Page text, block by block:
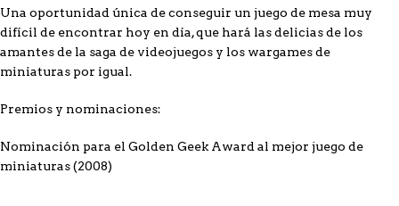
Una oportunidad única de conseguir un juego de mesa muy
difícil de encontrar hoy en día, que hará las delicias de los
amantes de la saga de videojuegos y los wargames de
miniaturas por igual.
Premios y nominaciones:
Nominación para el Golden Geek Award al mejor juego de
miniaturas (2008)